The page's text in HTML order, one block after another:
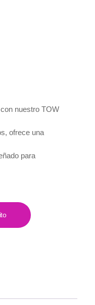
nuestro TOW
ofrece una
para
necesidad de
una adición